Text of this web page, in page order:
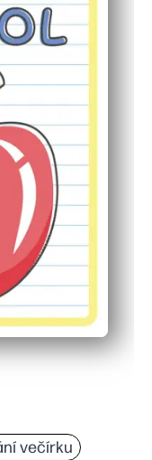
večírku